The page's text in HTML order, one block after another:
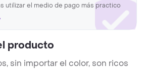
utilizar el medio de pago más practico
producto
sin importar el color, son ricos